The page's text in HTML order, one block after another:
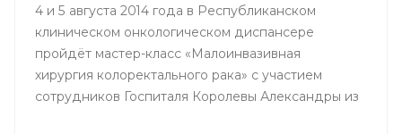
4 и 5 августа 2014 года в Республиканском
клиническом онкологическом диспансере
пройдёт мастер-класс «Малоинвазивная
хирургия колоректального рака» с участием
сотрудников Госпиталя Королевы Александры из